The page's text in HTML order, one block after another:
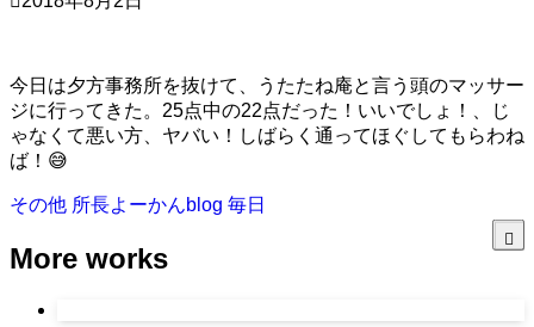
今日は夕方事務所を抜けて、うたたね庵と言う頭のマッサー
ジに行ってきた。25点中の22点だった！いいでしょ！、じ
ゃなくて悪い方、ヤバい！しばらく通ってほぐしてもらわね
ば！😅
その他 所長よーかんblog 毎日
More works